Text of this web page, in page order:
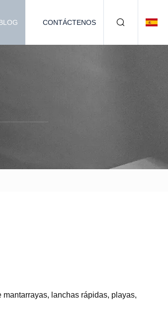
CONTÁCTENOS
lanchas rápidas, playas,